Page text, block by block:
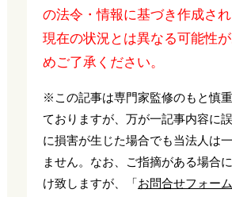
の法令・情報に基づき作成され
現在の状況とは異なる可能性
めご了承ください。
※この記事は専門家監修のもと慎
ておりますが、万が一記事内容に
に損害が生じた場合でも当法人は
ません。なお、ご指摘がある場合
け致しますが、「お問合せフォーム